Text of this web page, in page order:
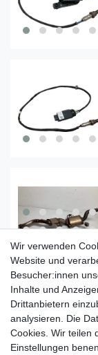
Wir verwenden
Website und
Besucher:innen
Inhalte und
Drittanbietern
analysieren. Die
Cookies. Wir teilen
Einstellungen